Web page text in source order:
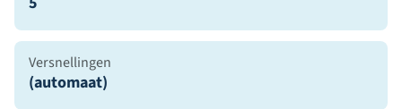
Versnellingen
(automaat)